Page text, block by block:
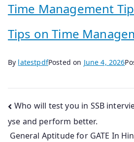
Time Management
Tips on Time
By latestpdfPosted on June 4, 2026
Post
navigation
Who will test you in SSB
yse and perform better.
General Aptitude for GATE In